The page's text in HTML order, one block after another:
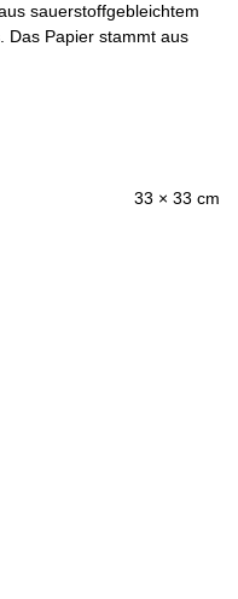
sauerstoffgebleichtem
Das Papier stammt aus
33 × 33 cm